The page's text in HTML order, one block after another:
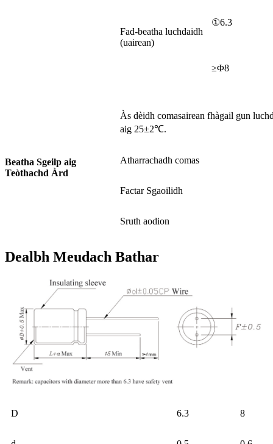
Fad-beatha luchdaidh
(uairean)
①6.3
≥Φ8
Beatha Sgeilp aig
Teòthachd Àrd
Às dèidh comasairean fhàgail gun
aig 25±2℃.
Atharrachadh comas
Factar Sgaoilidh
Sruth aodion
Dealbh Meudach Bathar
D 6.3 8